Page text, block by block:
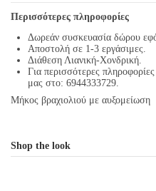
Περισσότερες πληροφορίες
Δωρεάν συσκευασία δώρου
Αποστολή σε 1-3 εργάσιμες.
Διάθεση Λιανική-Χονδρική.
Για περισσότερες
μας στο: 6944333729.
Μήκος βραχιολιού με αυξομείωση
Shop the look